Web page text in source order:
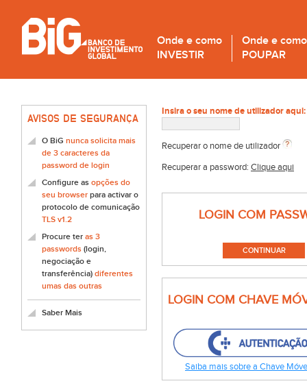
Onde e como
INVESTIR
Onde e como
POUPAR
AVISOS DE SEGURANÇA
O BiG nunca solicita mais
de 3 caracteres da
password de login
Configure as opções do
seu browser para activar o
protocolo de comunicação
TLS v1.2
Procure ter as 3
passwords (login,
negociação e
transferência) diferentes
umas das outras
Saber Mais
Insira o seu nome de utilizador aqui:
Recuperar o nome de utilizador
Recuperar a password: Clique aqui
LOGIN COM
LOGIN COM CHAVE
Saiba mais sobre a Chave